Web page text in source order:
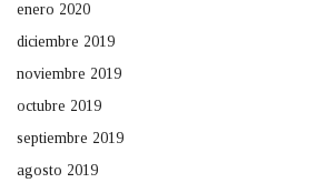
enero 2020
diciembre 2019
noviembre 2019
octubre 2019
septiembre 2019
agosto 2019